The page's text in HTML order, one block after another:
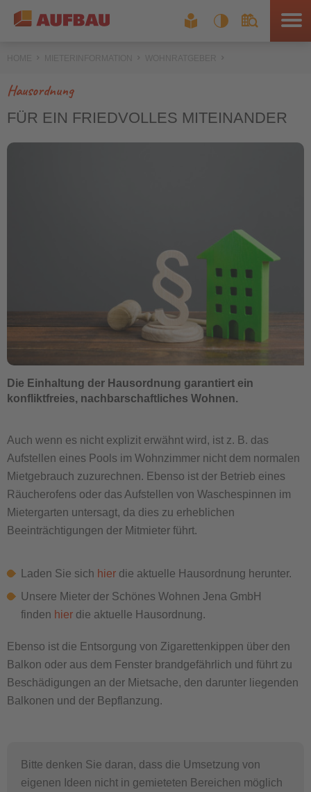
Hausordnung
FÜR EIN FRIEDVOLLES MITEINANDER
Die Einhaltung der Hausordnung garantiert ein
konfliktfreies, nachbarschaftliches Wohnen.
Auch wenn es nicht explizit erwähnt wird, ist z. B. das
Aufstellen eines Pools im Wohnzimmer nicht dem normalen
Mietgebrauch zuzurechnen. Ebenso ist der Betrieb eines
Räucherofens oder das Aufstellen von Waschespinnen im
Mietergarten untersagt, da dies zu erheblichen
Beeinträchtigungen der Mitmieter führt.
Laden Sie sich hier die aktuelle Hausordnung herunter.
Unsere Mieter der Schönes Wohnen Jena GmbH
finden hier die aktuelle Hausordnung.
Ebenso ist die Entsorgung von Zigarettenkippen über den
Balkon oder aus dem Fenster brandgefährlich und führt zu
Beschädigungen an der Mietsache, den darunter liegenden
Balkonen und der Bepflanzung.
Bitte denken Sie daran, dass die Umsetzung von
eigenen Ideen nicht in gemieteten Bereichen möglich